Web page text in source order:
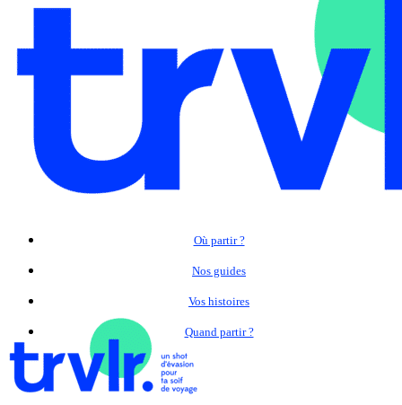
Où partir ?
Nos guides
Vos histoires
Quand partir ?